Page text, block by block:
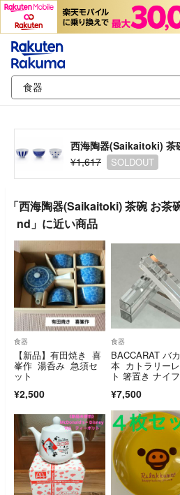
¥1,617
SOLDOUT
「西海陶器(Saikaitoki) 茶碗 お茶
nd」に近い商品
食器
【新品】有田焼き 喜
峯作 湯呑み 急須セ
ット
¥2,500
食器
BACCARAT バ
本 カトラリー
ト 箸置き ナイ
¥7,500